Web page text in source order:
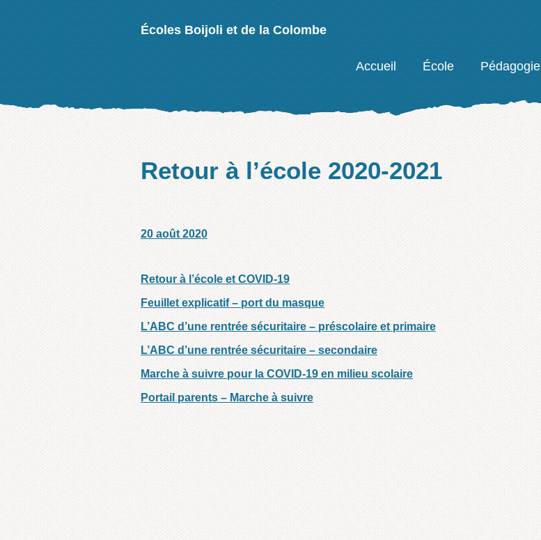
Écoles Boijoli et de la Colombe
Accueil École Pédagogie
Facebook
Retour à l’école 2020-2021
20 août 2020
Retour à l’école et COVID-19
Feuillet explicatif – port du masque
L’ABC d’une rentrée sécuritaire – préscolaire et primaire
L’ABC d’une rentrée sécuritaire – secondaire
Marche à suivre pour la COVID-19 en milieu scolaire
Portail parents – Marche à suivre